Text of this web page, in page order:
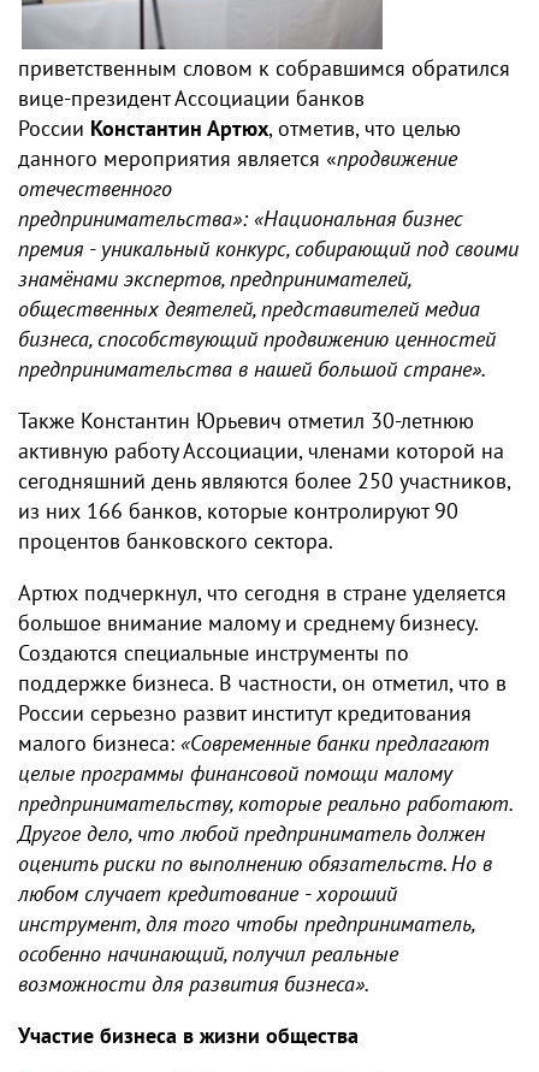
приветственным словом к собравшимся обратился
вице-президент Ассоциации банков
России Константин Артюх, отметив, что целью
данного мероприятия является «продвижение
отечественного
предпринимательства»: «Национальная бизнес
премия - уникальный конкурс, собирающий под своими
знамёнами экспертов, предпринимателей,
общественных деятелей, представителей медиа
бизнеса, способствующий продвижению ценностей
предпринимательства в нашей большой стране».
Также Константин Юрьевич отметил 30-летнюю
активную работу Ассоциации, членами которой на
сегодняшний день являются более 250 участников,
из них 166 банков, которые контролируют 90
процентов банковского сектора.
Артюх подчеркнул, что сегодня в стране уделяется
большое внимание малому и среднему бизнесу.
Создаются специальные инструменты по
поддержке бизнеса. В частности, он отметил, что в
России серьезно развит институт кредитования
малого бизнеса: «Современные банки предлагают
целые программы финансовой помощи малому
предпринимательству, которые реально работают.
Другое дело, что любой предприниматель должен
оценить риски по выполнению обязательств. Но в
любом случает кредитование - хороший
инструмент, для того чтобы предприниматель,
особенно начинающий, получил реальные
возможности для развития бизнеса».
Участие бизнеса в жизни общества